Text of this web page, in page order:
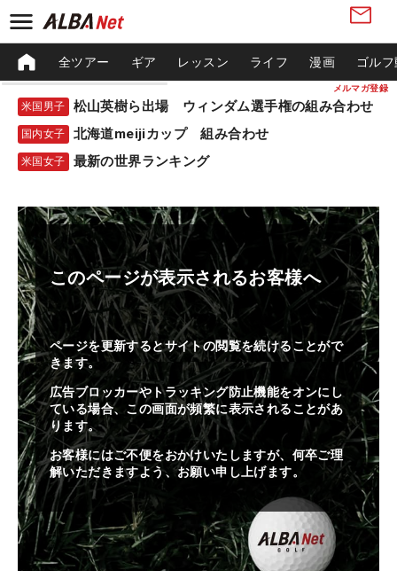
メルマガ登録
全ツアー ギア レッスン ライフ 漫画 ゴル
米国男子 松山英樹ら出場 ウィンダム選手権の組み合わせ
国内女子 北海道meijiカップ 組み合わせ
米国女子 最新の世界ランキング
このページが表示されるお客様へ
ページを更新するとサイトの閲覧を続けることがで
きます。
広告ブロッカーやトラッキング防止機能をオンにし
ている場合、この画面が頻繁に表示されることがあ
ります。
お客様にはご不便をおかけいたしますが、何卒ご理
解いただきますよう、お願い申し上げます。